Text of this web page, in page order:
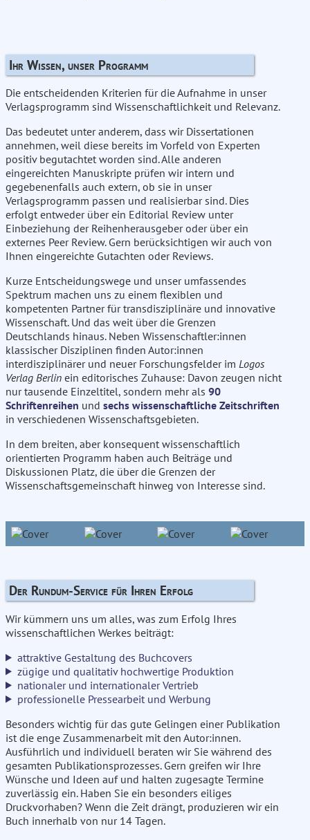
Ihr Wissen, unser Programm
Die entscheidenden Kriterien für die Aufnahme in unser
Verlagsprogramm sind Wissenschaftlichkeit und Relevanz.
Das bedeutet unter anderem, dass wir Dissertationen
annehmen, weil diese bereits im Vorfeld von Experten
positiv begutachtet worden sind. Alle anderen
eingereichten Manuskripte prüfen wir intern und
gegebenenfalls auch extern, ob sie in unser
Verlagsprogramm passen und realisierbar sind. Dies
erfolgt entweder über ein Editorial Review unter
Einbeziehung der Reihenherausgeber oder über ein
externes Peer Review. Gern berücksichtigen wir auch von
Ihnen eingereichte Gutachten oder Reviews.
Kurze Entscheidungswege und unser umfassendes
Spektrum machen uns zu einem flexiblen und
kompetenten Partner für transdisziplinäre und innovative
Wissenschaft. Und das weit über die Grenzen
Deutschlands hinaus. Neben Wissenschaftler:innen
klassischer Disziplinen finden Autor:innen
interdisziplinärer und neuer Forschungsfelder im Logos
Verlag Berlin ein editorisches Zuhause: Davon zeugen nicht
nur tausende Einzeltitel, sondern mehr als 90
Schriftenreihen und sechs wissenschaftliche Zeitschriften
in verschiedenen Wissenschaftsgebieten.
In dem breiten, aber konsequent wissenschaftlich
orientierten Programm haben auch Beiträge und
Diskussionen Platz, die über die Grenzen der
Wissenschaftsgemeinschaft hinweg von Interesse sind.
Der Rundum-Service für Ihren Erfolg
Wir kümmern uns um alles, was zum Erfolg Ihres
wissenschaftlichen Werkes beiträgt:
attraktive Gestaltung des Buchcovers
zügige und qualitativ hochwertige Produktion
nationaler und internationaler Vertrieb
professionelle Pressearbeit und Werbung
Besonders wichtig für das gute Gelingen einer Publikation
ist die enge Zusammenarbeit mit den Autor:innen.
Ausführlich und individuell beraten wir Sie während des
gesamten Publikationsprozesses. Gern greifen wir Ihre
Wünsche und Ideen auf und halten zugesagte Termine
zuverlässig ein. Haben Sie ein besonders eiliges
Druckvorhaben? Wenn die Zeit drängt, produzieren wir ein
Buch innerhalb von nur 14 Tagen.